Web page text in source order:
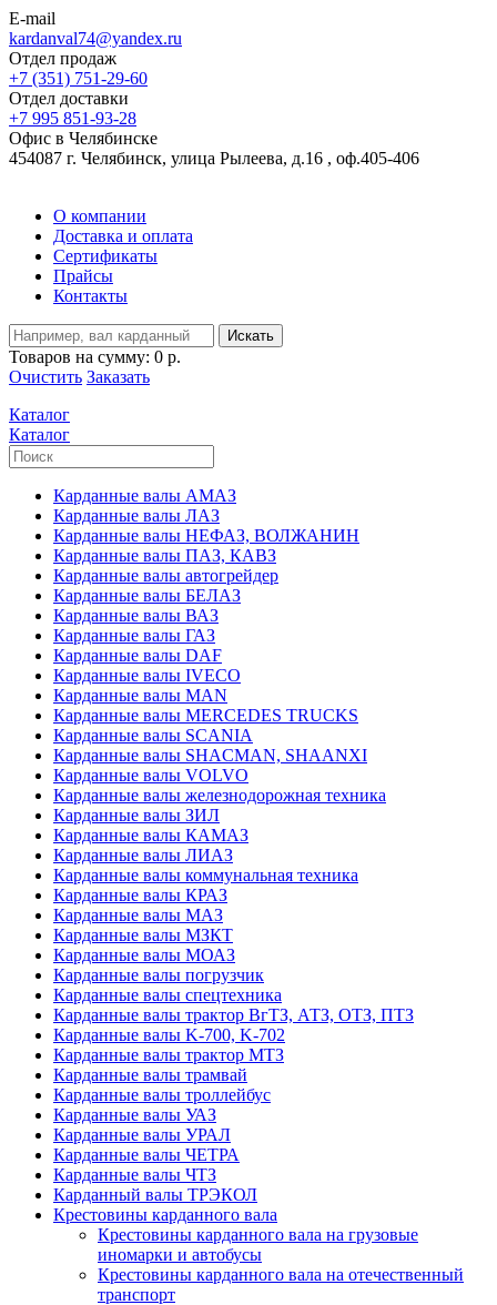
E-mail
kardanval74@yandex.ru
Отдел продаж
+7 (351) 751-29-60
Отдел доставки
+7 995 851-93-28
Офис в Челябинске
454087 г. Челябинск, улица Рылеева, д.16 , оф.405-406
О компании
Доставка и оплата
Сертификаты
Прайсы
Контакты
Искать
Товаров на сумму: 0 р.
Очистить Заказать
Каталог
Каталог
Карданные валы АМАЗ
Карданные валы ЛАЗ
Карданные валы НЕФАЗ, ВОЛЖАНИН
Карданные валы ПАЗ, КАВЗ
Карданные валы автогрейдер
Карданные валы БЕЛАЗ
Карданные валы ВАЗ
Карданные валы ГАЗ
Карданные валы DAF
Карданные валы IVECO
Карданные валы MAN
Карданные валы MERCEDES TRUCKS
Карданные валы SCANIA
Карданные валы SHACMAN, SHAANXI
Карданные валы VOLVO
Карданные валы железнодорожная техника
Карданные валы ЗИЛ
Карданные валы КАМАЗ
Карданные валы ЛИАЗ
Карданные валы коммунальная техника
Карданные валы КРАЗ
Карданные валы МАЗ
Карданные валы МЗКТ
Карданные валы МОАЗ
Карданные валы погрузчик
Карданные валы спецтехника
Карданные валы трактор ВгТЗ, АТЗ, ОТЗ, ПТЗ
Карданные валы K-700, K-702
Карданные валы трактор МТЗ
Карданные валы трамвай
Карданные валы троллейбус
Карданные валы УАЗ
Карданные валы УРАЛ
Карданные валы ЧЕТРА
Карданные валы ЧТЗ
Карданный валы ТРЭКОЛ
Крестовины карданного вала
Крестовины карданного вала на грузовые
иномарки и автобусы
Крестовины карданного вала на отечественный
транспорт